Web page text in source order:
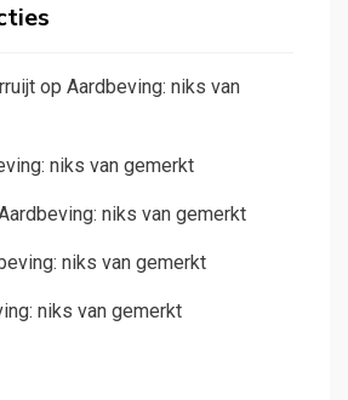
op Aardbeving: niks van
niks van gemerkt
niks van gemerkt
niks van gemerkt
niks van gemerkt